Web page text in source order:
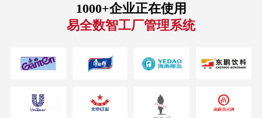
1000+企业正在使用
易全数智工厂管理系统